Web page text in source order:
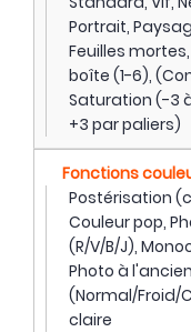
Portrait,
Feuilles
boîte (1-6),
Saturation (-3
+3 par paliers)
Fonctions
Postérisation
Couleur pop,
(R/V/B/J),
Photo à
(Normal/Froid/
claire